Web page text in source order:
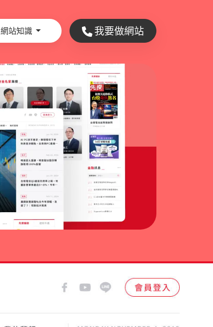
網站知識 我要做網站